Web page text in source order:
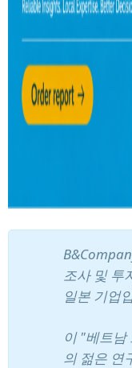
조사 및 투
일본 기업
이 "베트
의 젊은 연